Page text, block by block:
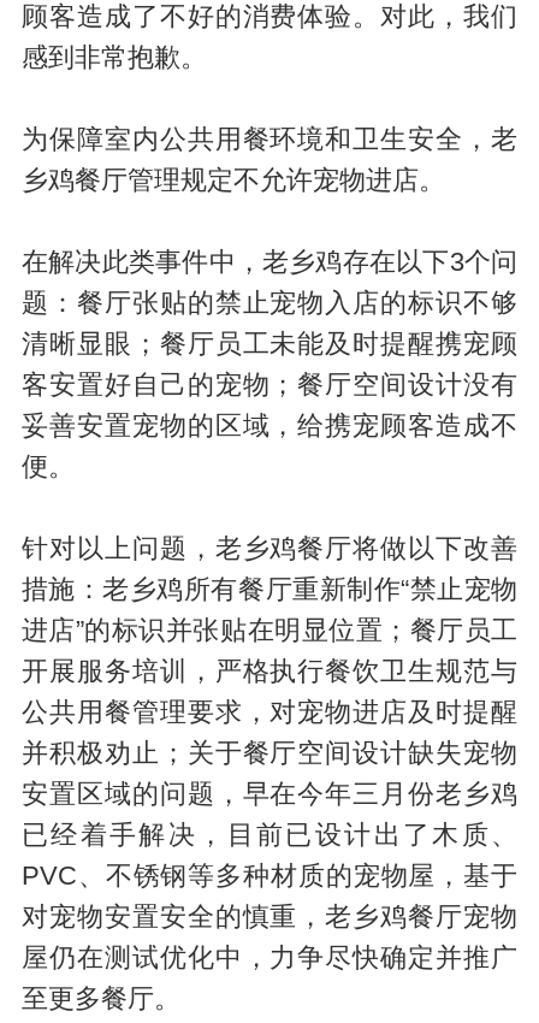
顾客造成了不好的消费体验。对此，我们
感到非常抱歉。
为保障室内公共用餐环境和卫生安全，老
乡鸡餐厅管理规定不允许宠物进店。
在解决此类事件中，老乡鸡存在以下3个问
题：餐厅张贴的禁止宠物入店的标识不够
清晰显眼；餐厅员工未能及时提醒携宠顾
客安置好自己的宠物；餐厅空间设计没有
妥善安置宠物的区域，给携宠顾客造成不
便。
针对以上问题，老乡鸡餐厅将做以下改善
措施：老乡鸡所有餐厅重新制作“禁止宠物
进店”的标识并张贴在明显位置；餐厅员工
开展服务培训，严格执行餐饮卫生规范与
公共用餐管理要求，对宠物进店及时提醒
并积极劝止；关于餐厅空间设计缺失宠物
安置区域的问题，早在今年三月份老乡鸡
已经着手解决，目前已设计出了木质、
PVC、不锈钢等多种材质的宠物屋，基于
对宠物安置安全的慎重，老乡鸡餐厅宠物
屋仍在测试优化中，力争尽快确定并推广
至更多餐厅。